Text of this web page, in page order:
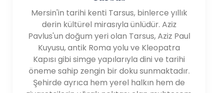
muhteşem manzaranın tadını çıkarmak için
mükemmel Akdeniz manzarası.
Konaklama: Mersin'de çok çeşitli konaklama
seçenekleri mevcuttur, lüks oteller, bütçe
dostu oteller ve sahil dahil tatil köyleri. Çeşitli
konumlar ve olanaklar arasından size uygun
olanı seçebilirsiniz. tercihleriniz.
Mersin'in tarihi kenti Tarsus, binlerce yıllık
derin kültürel mirasıyla ünlüdür. Aziz
Pavlus'un doğum yeri olan Tarsus, Aziz Paul
Kuyusu, antik Roma yolu ve Kleopatra
Kapısı gibi simge yapılarıyla dini ve tarihi
öneme sahip zengin bir doku sunmaktadır.
Şehirde ayrıca hem yerel halkın hem de